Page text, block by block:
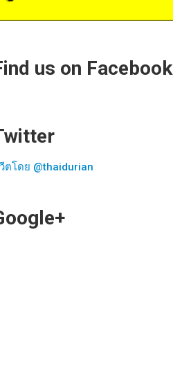
us on Facebook
ตโดย @thaidurian